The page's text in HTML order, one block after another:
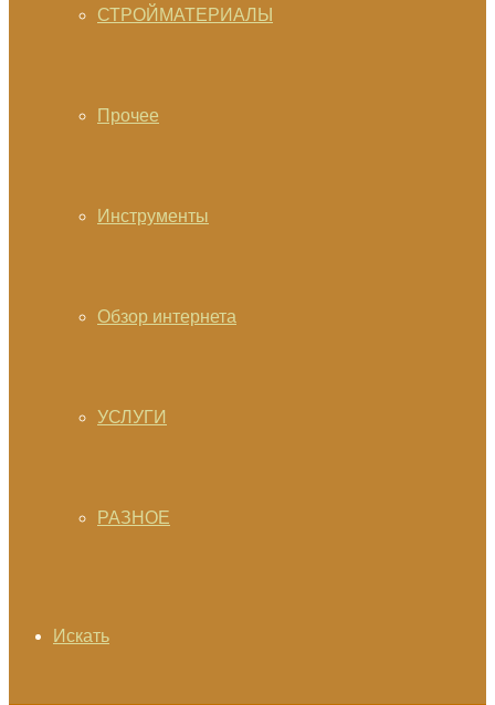
СТРОЙМАТЕРИАЛЫ
Прочее
Инструменты
Обзор интернета
УСЛУГИ
РАЗНОЕ
Искать